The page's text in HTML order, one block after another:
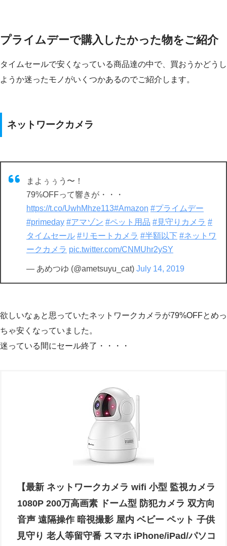
プライムデーで購入したかった物をご紹介
タイムセールで安くなっている商品達の中で、買おうかどうし
ようか迷ったモノがいくつかあるのでご紹介します。
ネットワークカメラ
まよぅぅう〜！
79%OFFって響きが・・・
https://t.co/UwhMhze113#Amazon #プライムデー
#primeday #アマゾン #ペット用品 #見守りカメラ #
タイムセール #リモートカメラ #半額以下 #ネットワ
ークカメラ pic.twitter.com/CNMUhr2ySY
— あめつゆ (@ametsuyu_cat) July 14, 2019
欲しいなぁと思っていたネットワークカメラが79%OFFとめっ
ちゃ安くなっていました。
迷っている間にセール終了・・・・
【最新 ネットワークカメラ wifi 小型 監視カメラ
1080P 200万高画素 ドーム型 防犯カメラ 双方向
音声 遠隔操作 暗視撮影 屋内 ベビー ペット 子供
見守り 老人等留守番 スマホ iPhone/iPad/パソコ